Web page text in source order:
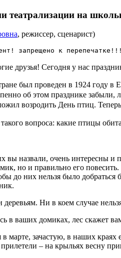
театрализации на
, режиссер, сценарист)
запрещено к перепечатке!!!
друзья! Сегодня у нас
был проведен в 1924 году в
об этом празднике забыли,
возродить День птиц.
вопроса: какие птицы
вы назвали, очень интересны и
но и правильно его
до них нельзя было
деревьям. Ни в коем случае
в ваших домиках, лес скажет
в марте, зачастую, в наших
– на крыльях весну